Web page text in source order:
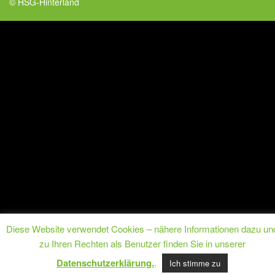
Diese Website verwendet Cookies – nähere Informationen dazu
zu Ihren Rechten als Benutzer finden Sie in unserer
Datenschutzerklärung.. Ich stimme zu